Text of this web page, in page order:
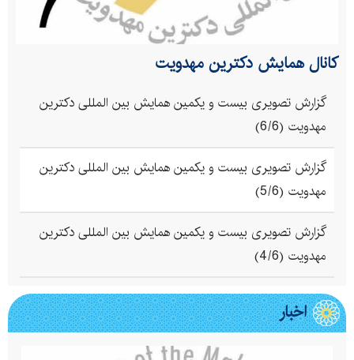
کانال همایش دکترین مهدویت
گزارش تصویری بیست و یکمین همایش بین المللی دکترین
مهدویت (6/6)
گزارش تصویری بیست و یکمین همایش بین المللی دکترین
مهدویت (5/6)
گزارش تصویری بیست و یکمین همایش بین المللی دکترین
مهدویت (4/6)
اخبار